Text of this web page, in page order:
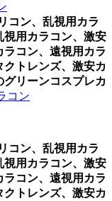
コン、乱視用カラ
視用カラコン、激安
コン、遠視用カラ
クトレンズ、激安カ
リーンコスプレカ
コン
コン、乱視用カラ
視用カラコン、激安
コン、遠視用カラ
クトレンズ、激安カ